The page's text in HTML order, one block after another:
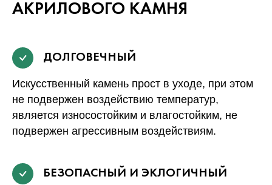
АКРИЛОВОГО КАМНЯ
ДОЛГОВЕЧНЫЙ
Искусственный камень прост в уходе, при этом
не подвержен воздействию температур,
является износостойким и влагостойким, не
подвержен агрессивным воздействиям.
БЕЗОПАСНЫЙ И ЭКЛОГИЧНЫЙ